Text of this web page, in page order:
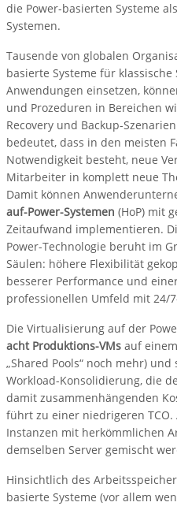
die Power-basierten Systeme
Systemen.
Tausende von globalen
basierte Systeme für klassische
Anwendungen einsetzen,
und Prozeduren in Bereichen
Recovery und Backup-
bedeutet, dass in den meisten
Notwendigkeit besteht, neue
Mitarbeiter in komplett neue
Damit können
auf-Power-Systemen (HoP) mit
Zeitaufwand implementieren.
Power-Technologie beruht im
Säulen: höhere Flexibilität
besserer Performance und
professionellen Umfeld mit 24/
Die Virtualisierung auf der
acht Produktions-VMs auf
„Shared Pools“ noch mehr)
Workload-Konsolidierung, die
damit zusammenhängenden
führt zu einer niedrigeren TCO.
Instanzen mit herkömmlichen
demselben Server gemischt
Hinsichtlich des
basierte Systeme (vor allem